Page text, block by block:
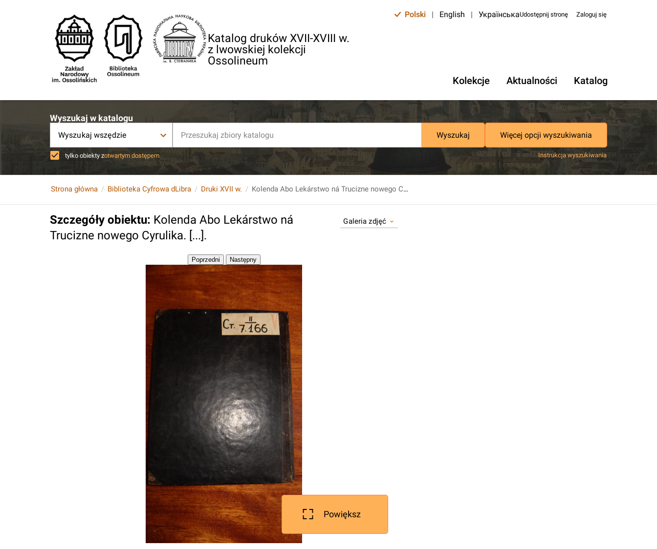
Katalog druków XVII-XVIII w.
z lwowskiej kolekcji
Ossolineum
Polski | English | УкраїнськаUdostępnij stronę Zaloguj się
Kolekcje Aktualności Katalog
Wyszukaj w katalogu
Wyszukaj wszędzie Wyszukaj Więcej opcji wyszukiwania
tylko obiekty zotwartym dostępem Instrukcja wyszukiwania
Strona główna Biblioteka Cyfrowa dLibra Druki XVII w. Kolenda Abo Lekárstwo ná Trucizne nowego Cyrulika. [...].
Szczegóły obiektu: Kolenda Abo Lekárstwo ná
Trucizne nowego Cyrulika. [...].
Galeria zdjęć
Powiększ